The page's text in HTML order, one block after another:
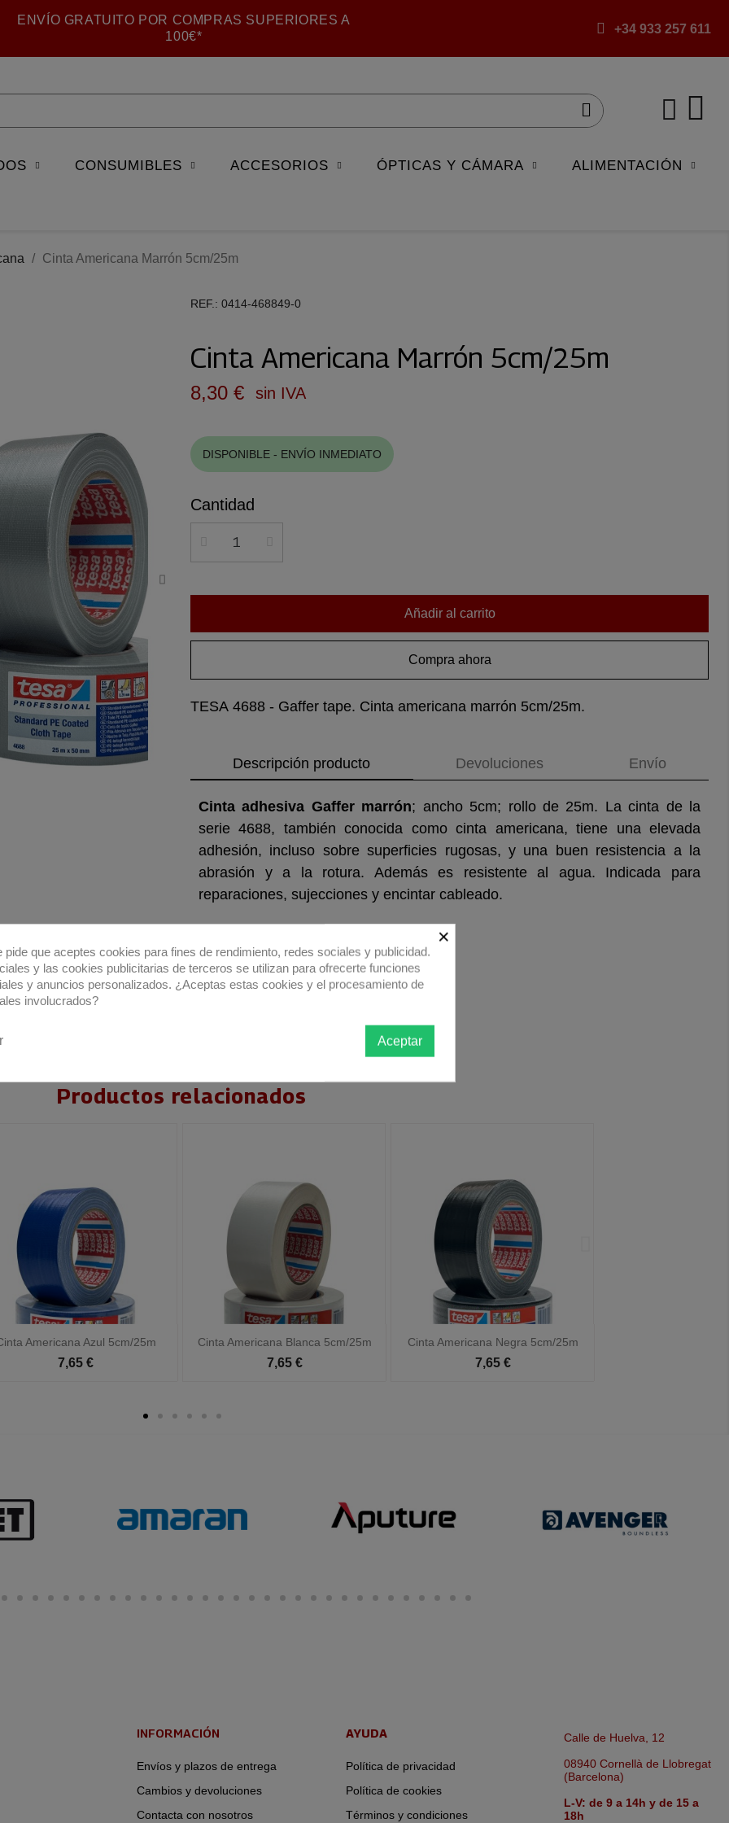
ENVÍO GRATUITO POR COMPRAS SUPERIORES A
100€*
+34 933 257 611
CONSUMIBLES ACCESORIOS ÓPTICAS Y CÁMARA ALIMENTACIÓN
Cinta Americana Marrón 5cm/25m
REF. 0414-468849-0
Cinta Americana Marrón 5cm/25m
8,30 € sin IVA
DISPONIBLE - ENVÍO INMEDIATO
Cantidad
Añadir al carrito
Compra ahora
TESA 4688 - Gaffer tape. Cinta americana marrón 5cm/25m.
Descripción producto Devoluciones Envío
Cinta adhesiva Gaffer marrón; ancho 5cm; rollo de 25m. La cinta de la
serie 4688, también conocida como cinta americana, tiene una elevada
adhesión, incluso sobre superficies rugosas, y una buen resistencia a la
abrasión y a la rotura. Además es resistente al agua. Indicada para
reparaciones, sujecciones y encintar cableado.
Productos relacionados
Americana Blanca 5cm/25m
7,65 €
Vista rápida Cinta Americana Negra 5cm/25m
7,65 €
Vista rápida Cinta Americana Plata 5cm/25m
7,65 €
Vista rápida
INFORMACIÓN
Envíos y plazos de entrega
Cambios y devoluciones
Contacta con nosotros
AYUDA
Política de privacidad
Política de cookies
Términos y condiciones
Calle de Huelva, 12
08940 Cornellà de Llobregat
(Barcelona)
L-V: de 9 a 14h y de 15 a
18h
×
pide que aceptes cookies para fines de rendimiento, redes sociales y publicidad.
y las cookies publicitarias de terceros se utilizan para ofrecerte funciones
y anuncios personalizados. ¿Aceptas estas cookies y el procesamiento de
involucrados?
Aceptar